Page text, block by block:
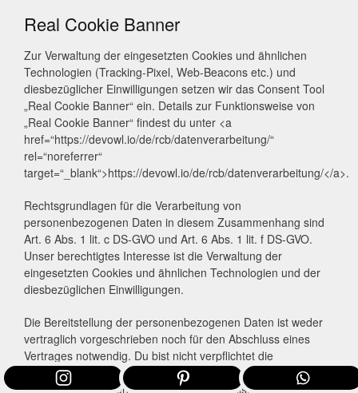
Real Cookie Banner
Zur Verwaltung der eingesetzten Cookies und ähnlichen
Technologien (Tracking-Pixel, Web-Beacons etc.) und
diesbezüglicher Einwilligungen setzen wir das Consent Tool
„Real Cookie Banner“ ein. Details zur Funktionsweise von
„Real Cookie Banner“ findest du unter <a
href=“https://devowl.io/de/rcb/datenverarbeitung/“
rel=“noreferrer“
target=“_blank“>https://devowl.io/de/rcb/datenverarbeitung/</a>.
Rechtsgrundlagen für die Verarbeitung von
personenbezogenen Daten in diesem Zusammenhang sind
Art. 6 Abs. 1 lit. c DS-GVO und Art. 6 Abs. 1 lit. f DS-GVO.
Unser berechtigtes Interesse ist die Verwaltung der
eingesetzten Cookies und ähnlichen Technologien und der
diesbezüglichen Einwilligungen.
Die Bereitstellung der personenbezogenen Daten ist weder
vertraglich vorgeschrieben noch für den Abschluss eines
Vertrages notwendig. Du bist nicht verpflichtet die
personenbezogenen Daten bereitzustellen. Wenn du die
personenbezogenen Daten nicht bereitstellst, können wir